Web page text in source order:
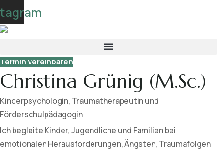
Skip
to
content
Termin Vereinbaren
Christina Grünig (M.Sc.)
Kinderpsychologin, Traumatherapeutin und
Förderschulpädagogin
Ich begleite Kinder, Jugendliche und Familien bei
emotionalen Herausforderungen, Ängsten, Traumafolgen